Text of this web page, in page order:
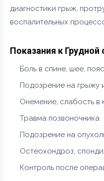
диагностики грыж,
воспалительных
Показания к Грудной
Боль в спине, шее,
Подозрение на грыжу
Онемение, слабость в
Травма позвоночника
Подозрение на
Остеохондроз,
Контроль после